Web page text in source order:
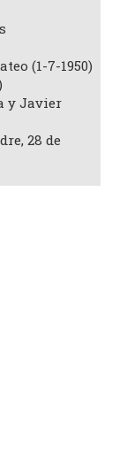
(1-7-1950)
y Javier
28 de